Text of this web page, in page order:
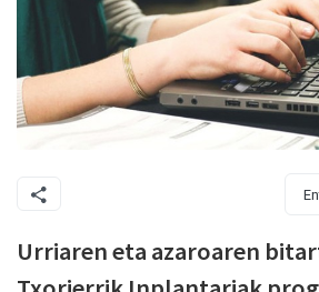
Urriaren eta azaroaren